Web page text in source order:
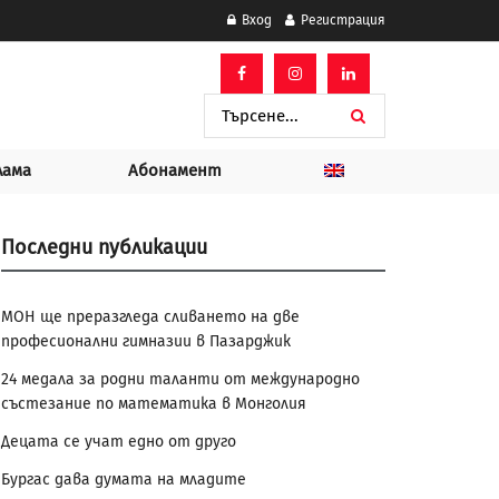
Вход Регистрация
Абонамент
Последни публикации
МОН ще преразгледа сливането на две
професионални гимназии в Пазарджик
24 медала за родни таланти от международно
състезание по математика в Монголия
Децата се учат едно от друго
Бургас дава думата на младите